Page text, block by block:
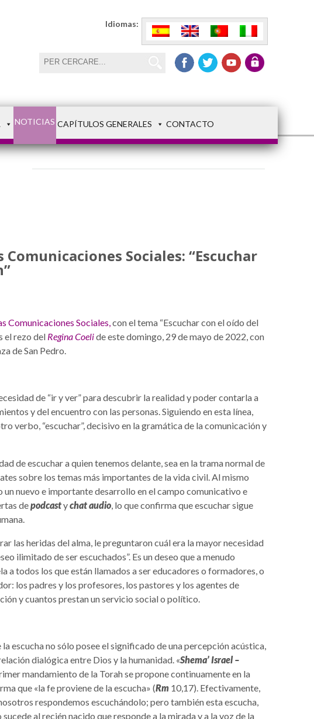
Idiomas:
NOTICIAS CAPÍTULOS GENERALES CONTACTO
Sociales: “Escuchar
Comunicaciones Sociales, con el tema “Escuchar con el oído del
el rezo del Regina Coelide este domingo, 29 de mayo de 2022, con
de San Pedro.
de “ir y ver” para descubrir la realidad y poder contarla a
y del encuentro con las personas. Siguiendo en esta línea,
verbo, “escuchar”, decisivo en la gramática de la comunicación y
de escuchar a quien tenemos delante, sea en la trama normal de
sobre los temas más importantes de la vida civil. Al mismo
nuevo e importante desarrollo en el campo comunicativo e
depodcastychataudio, lo que confirma que escuchar sigue
las heridas del alma, le preguntaron cuál era la mayor necesidad
ilimitado de ser escuchados”. Es un deseo que a menudo
a todos los que están llamados a ser educadores o formadores, o
los padres y los profesores, los pastores y los agentes de
y cuantos prestan un servicio social o político.
escucha no sólo posee el significado de una percepción acústica,
dialógica entre Dios y la humanidad. «Shema’ Israel –
mandamiento de la Torah se propone continuamente en la
que «la fe proviene de la escucha» (Rm10,17). Efectivamente,
respondemos escuchándolo; pero también esta escucha,
al recién nacido que responde a la mirada y a la voz de la